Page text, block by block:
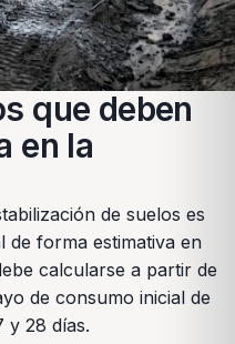
que deben
en la
de suelos es
forma estimativa en
calcularse a partir de
de consumo inicial de
y 28 días.